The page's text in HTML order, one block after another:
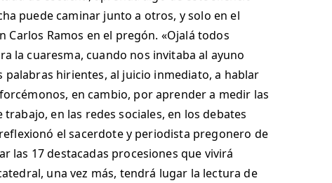
puede caminar junto a otros, y solo en el
Carlos Ramos en el pregón. «Ojalá todos
la cuaresma, cuando nos invitaba al ayuno
hirientes, al juicio inmediato, a hablar
en cambio, por aprender a medir las
en las redes sociales, en los debates
el sacerdote y periodista pregonero de
las 17 destacadas procesiones que vivirá
una vez más, tendrá lugar la lectura de